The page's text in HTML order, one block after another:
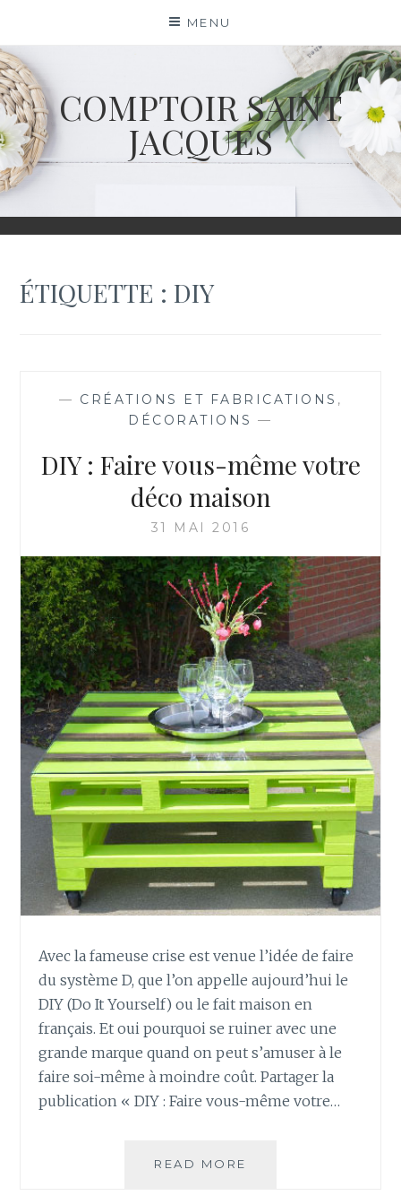
content
MENU
COMPTOIR SAINT
JACQUES
ÉTIQUETTE :DIY
— CRÉATIONS ET FABRICATIONS ,
DÉCORATIONS —
DIY : Faire vous-même votre
déco maison
31 MAI 2016
Avec la fameuse crise est venue l’idée de faire
du système D, que l’on appelle aujourd’hui le
DIY (Do It Yourself) ou le fait maison en
français. Et oui pourquoi se ruiner avec une
grande marque quand on peut s’amuser à le
faire soi-même à moindre coût. Partager la
publication « DIY : Faire vous-même votre…
READ MORE